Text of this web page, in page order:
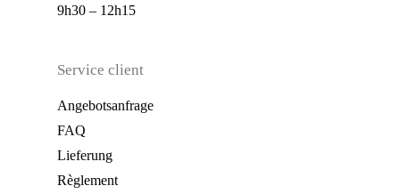
9h30 – 12h15
Service client
Angebotsanfrage
FAQ
Lieferung
Règlement